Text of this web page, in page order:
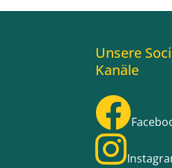
Unsere
Kanäle